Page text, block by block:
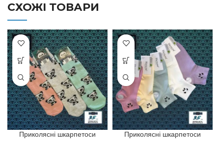
СХОЖІ ТОВАРИ
Приколясні шкарпетоси Приколясні шкарпетоси